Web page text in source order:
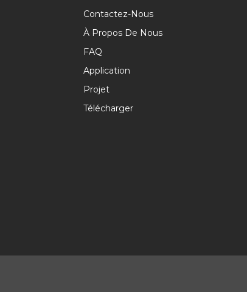
Contactez-Nous
À Propos De Nous
FAQ
Application
Projet
Télécharger